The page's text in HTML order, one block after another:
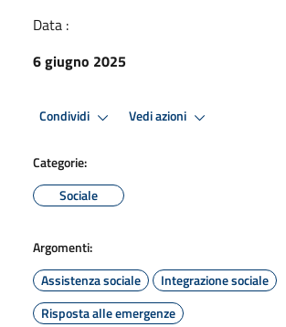
Data :
6 giugno 2025
Condividi Vedi azioni
Categorie:
Sociale
Argomenti:
Assistenza sociale
Integrazione sociale
Risposta alle emergenze